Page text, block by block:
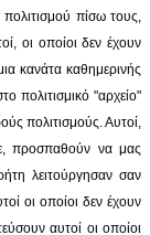
πίσω τους,
οι οποίοι δεν έχουν
κανάτα καθημερινής
πολιτισμικό "αρχείο"
πολιτισμούς. Αυτοί,
προσπαθούν να μας
λειτούργησαν σαν
οι οποίοι δεν έχουν
αυτοί οι οποίοι